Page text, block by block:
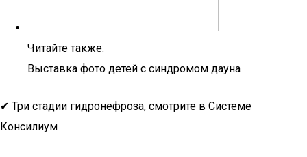
Читайте также:
Выставка фото детей с синдромом дауна
✔ Три стадии гидронефроза, смотрите в Системе
Консилиум